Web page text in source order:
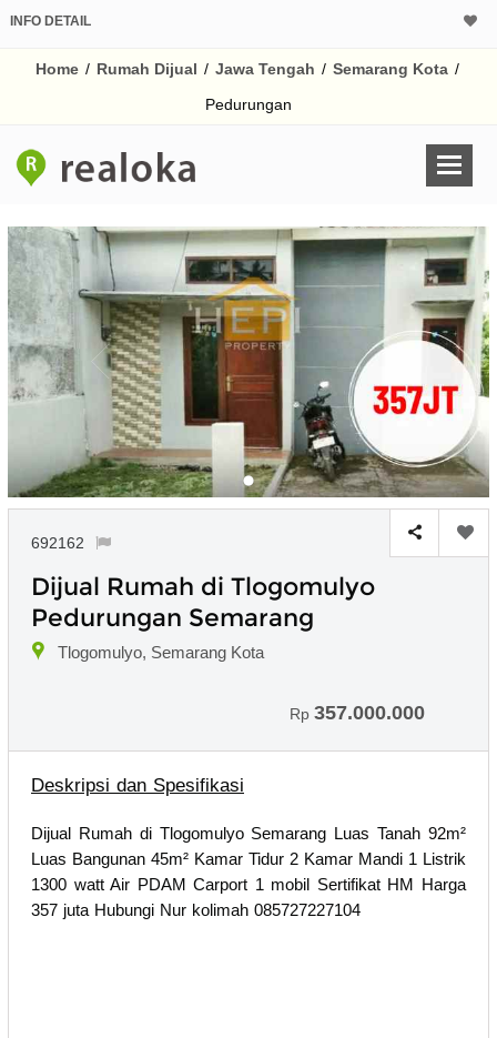
INFO DETAIL
Home / Rumah Dijual / Jawa Tengah / Semarang Kota /
Pedurungan
692162
Dijual Rumah di Tlogomulyo
Pedurungan Semarang
Tlogomulyo, Semarang Kota
Rp 357.000.000
Deskripsi dan Spesifikasi
Dijual Rumah di Tlogomulyo Semarang Luas Tanah 92m²
Luas Bangunan 45m² Kamar Tidur 2 Kamar Mandi 1 Listrik
1300 watt Air PDAM Carport 1 mobil Sertifikat HM Harga
357 juta Hubungi Nur kolimah 085727227104
Harga Rp
% /th
Untuk hasil simulasi
pada kotak-
Simpan